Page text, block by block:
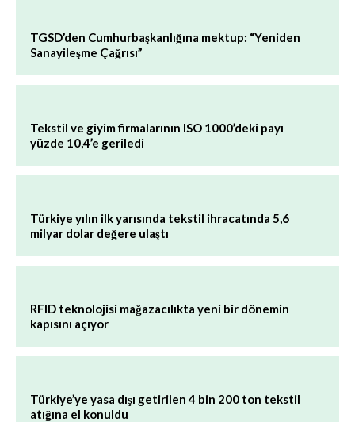
TGSD’den Cumhurbaşkanlığına mektup: “Yeniden
Sanayileşme Çağrısı”
Tekstil ve giyim firmalarının ISO 1000’deki payı
yüzde 10,4’e geriledi
Türkiye yılın ilk yarısında tekstil ihracatında 5,6
milyar dolar değere ulaştı
RFID teknolojisi mağazacılıkta yeni bir dönemin
kapısını açıyor
Türkiye’ye yasa dışı getirilen 4 bin 200 ton tekstil
atığına el konuldu